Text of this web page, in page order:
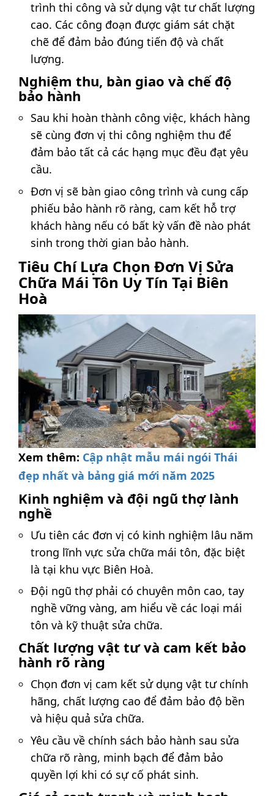
trình thi công và sử dụng vật tư chất lượng
cao. Các công đoạn được giám sát chặt
chẽ để đảm bảo đúng tiến độ và chất
lượng.
Nghiệm thu, bàn giao và chế độ
bảo hành
Sau khi hoàn thành công việc, khách hàng
sẽ cùng đơn vị thi công nghiệm thu để
đảm bảo tất cả các hạng mục đều đạt yêu
cầu.
Đơn vị sẽ bàn giao công trình và cung cấp
phiếu bảo hành rõ ràng, cam kết hỗ trợ
khách hàng nếu có bất kỳ vấn đề nào phát
sinh trong thời gian bảo hành.
Tiêu Chí Lựa Chọn Đơn Vị Sửa
Chữa Mái Tôn Uy Tín Tại Biên
Hoà
Xem thêm: Cập nhật mẫu mái ngói Thái
đẹp nhất và bảng giá mới năm 2025
Kinh nghiệm và đội ngũ thợ lành
nghề
Ưu tiên các đơn vị có kinh nghiệm lâu năm
trong lĩnh vực sửa chữa mái tôn, đặc biệt
là tại khu vực Biên Hoà.
Đội ngũ thợ phải có chuyên môn cao, tay
nghề vững vàng, am hiểu về các loại mái
tôn và kỹ thuật sửa chữa.
Chất lượng vật tư và cam kết bảo
hành rõ ràng
Chọn đơn vị cam kết sử dụng vật tư chính
hãng, chất lượng cao để đảm bảo độ bền
và hiệu quả sửa chữa.
Yêu cầu về chính sách bảo hành sau sửa
chữa rõ ràng, minh bạch để đảm bảo
quyền lợi khi có sự cố phát sinh.